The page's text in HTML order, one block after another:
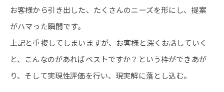
お客様から引き出した、たくさんのニーズを形にし、提案
がハマった瞬間です。
上記と重複してしまいますが、お客様と深くお話していく
と、こんなのがあればベストですか？という枠ができあが
り、そして実現性評価を行い、現実解に落とし込む。